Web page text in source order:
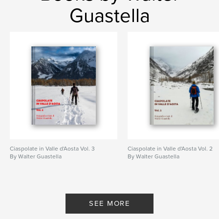
Fine Art Photography
# of Pages:112
Publish Date:Mar 13, 2024
LanguageItalian
spagna , manrique
fuerteventura , canarie
Guastella
Ciaspolate in Valle d'Aosta Vol. 3
By Walter Guastella
Ciaspolate in Valle d'Aosta Vol. 2
By Walter Guastella
SEE MORE